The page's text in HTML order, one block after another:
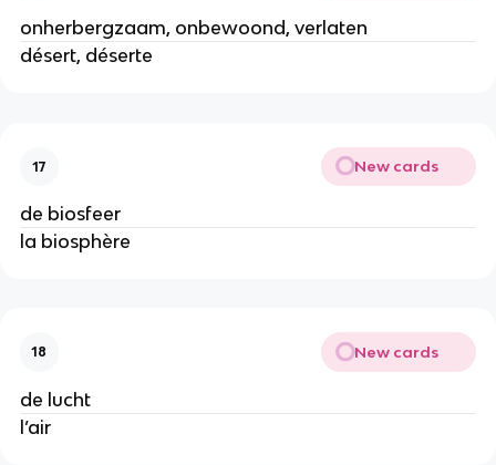
onherbergzaam, onbewoond, verlaten
désert, déserte
17 New cards
de biosfeer
la biosphère
18 New cards
de lucht
l’air